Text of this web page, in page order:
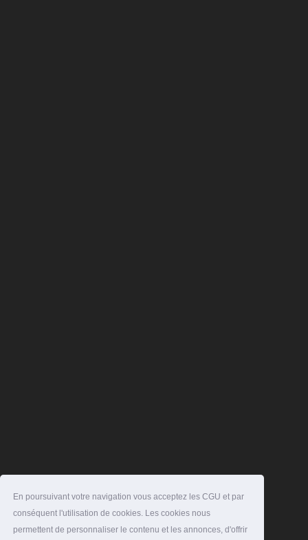
En poursuivant votre navigation vous acceptez les CGU et par
conséquent l'utilisation de cookies. Les cookies nous
permettent de personnaliser le contenu et les annonces, d'offrir